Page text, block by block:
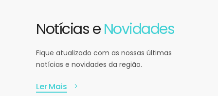
Notícias eNovidades
Fique atualizado com as nossas últimas
notícias e novidades da região.
Ler Mais